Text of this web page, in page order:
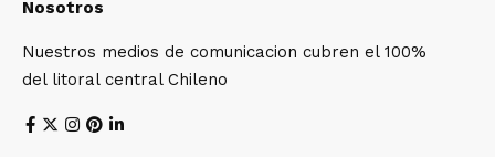
Nosotros
Nuestros medios de comunicacion cubren el 100%
del litoral central Chileno